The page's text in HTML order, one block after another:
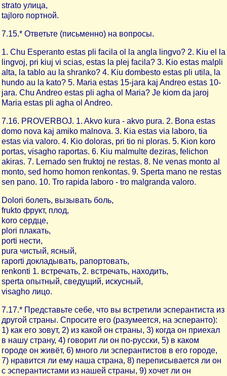
strato улица,
tajloro портной.
7.15.* Ответьте (письменно) на вопросы.
1. Chu Esperanto estas pli facila ol la angla lingvo? 2. Kiu el la
lingvoj, pri kiuj vi scias, estas la plej facila? 3. Kio estas malpli
alta, la tablo au la shranko? 4. Kiu dombesto estas pli utila, la
hundo au la kato? 5. Maria estas 15-jara kaj Andreo estas 10-
jara. Chu Andreo estas pli agha ol Maria? Je kiom da jaroj
Maria estas pli agha ol Andreo.
7.16. PROVERBOJ. 1. Akvo kura - akvo pura. 2. Bona estas
domo nova kaj amiko malnova. 3. Kia estas via laboro, tia
estas via valoro. 4. Kio doloras, pri tio ni ploras. 5. Kion koro
portas, visagho raportas. 6. Kiu malmulte deziras, felichon
akiras. 7. Lernado sen fruktoj ne restas. 8. Ne venas monto al
monto, sed homo homon renkontas. 9. Sperta mano ne restas
sen pano. 10. Tro rapida laboro - tro malgranda valoro.
Dolori болеть, вызывать боль,
frukto фрукт, плод,
koro сердце,
plori плакать,
porti нести,
pura чистый, ясный,
raporti докладывать, рапортовать,
renkonti 1. встречать, 2. встречать, находить,
sperta опытный, сведущий, искусный,
visagho лицо.
7.17.* Представьте себе, что вы встретили эсперантиста из
другой страны. Спросите его (разумеется, на эсперанто):
1) как его зовут, 2) из какой он страны, 3) когда он приехал
в нашу страну, 4) говорит ли он по-русски, 5) в каком
городе он живёт, 6) много ли эсперантистов в его городе,
7) нравится ли ему наша страна, 8) переписывается ли он
с эсперантистами из нашей страны, 9) хочет ли он